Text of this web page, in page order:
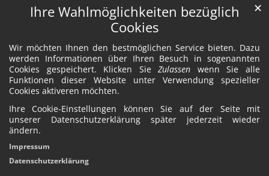
Ihre Wahlmöglichkeiten bezüglich
Cookies
Wir möchten Ihnen den bestmöglichen Service bieten. Dazu
werden Informationen über Ihren Besuch in sogenannten
Cookies gespeichert. Klicken SieZulassen wenn Sie alle
Funktionen dieser Website unter Verwendung spezieller
Cookies aktiveren möchten.
Ihre Cookie-Einstellungen können Sie auf der Seite mit
unserer Datenschutzerklärung später jederzeit wieder
ändern.
✕
Impressum
Datenschutzerklärung